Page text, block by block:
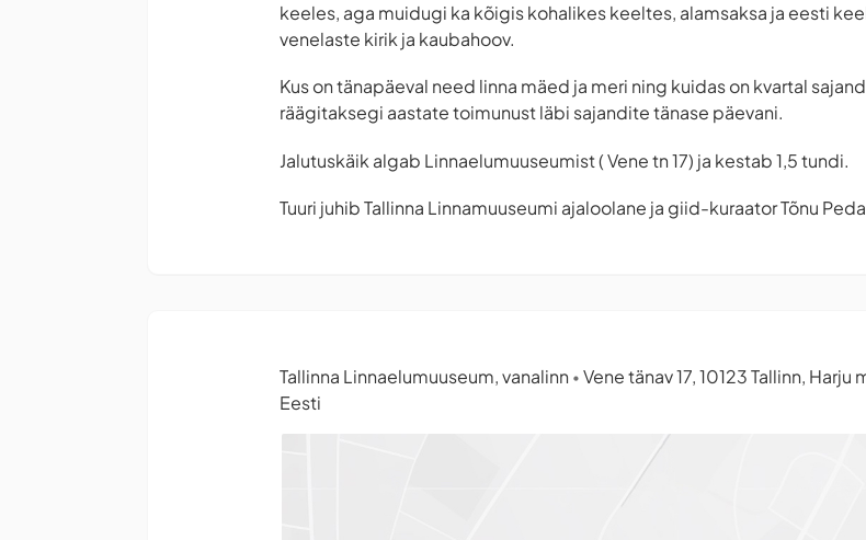
keeles, aga muidugi ka kõigis kohalikes keeltes, alamsaksa ja eesti
venelaste kirik ja kaubahoov.
Kus on tänapäeval need linna mäed ja meri ning kuidas on kvartal
räägitaksegi aastate toimunust läbi sajandite tänase päevani.
Jalutuskäik algab Linnaelumuuseumist ( Vene tn 17) ja kestab 1,5 tundi.
Tuuri juhib Tallinna Linnamuuseumi ajaloolane ja giid-kuraator Tõnu
Tallinna Linnaelumuuseum, vanalinn • Vene tänav 17, 10123 Tallinn, Harju
Eesti